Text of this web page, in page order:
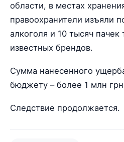
области, в местах
правоохранители изъяли
алкоголя и 10 тысяч пачек
известных брендов.
Сумма нанесенного
бюджету – более 1 млн
Следствие продолжается.